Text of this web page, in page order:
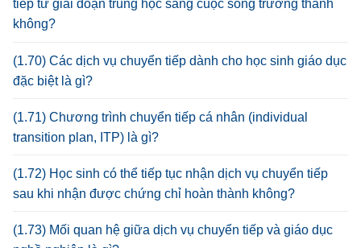
tiếp từ giai đoạn trung học sang cuộc sống trưởng thành
không?
(1.70) Các dịch vụ chuyển tiếp dành cho học sinh giáo dục
đặc biệt là gì?
(1.71) Chương trình chuyển tiếp cá nhân (individual
transition plan, ITP) là gì?
(1.72) Học sinh có thể tiếp tục nhận dịch vụ chuyển tiếp
sau khi nhận được chứng chỉ hoàn thành không?
(1.73) Mối quan hệ giữa dịch vụ chuyển tiếp và giáo dục